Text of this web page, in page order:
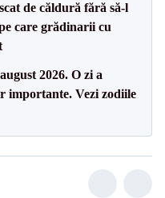
de căldură fără să-l
care grădinarii cu
2026. O zi a
importante. Vezi zodiile